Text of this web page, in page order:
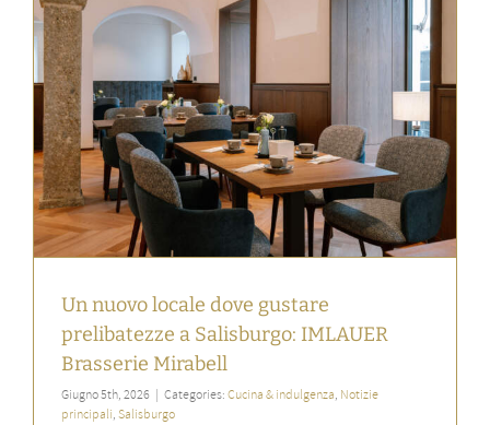
Un nuovo locale dove gustare
prelibatezze a Salisburgo: IMLAUER
Brasserie Mirabell
Giugno 5th, 2026 | Categories: Cucina & indulgenza Notizie
principali Salisburgo